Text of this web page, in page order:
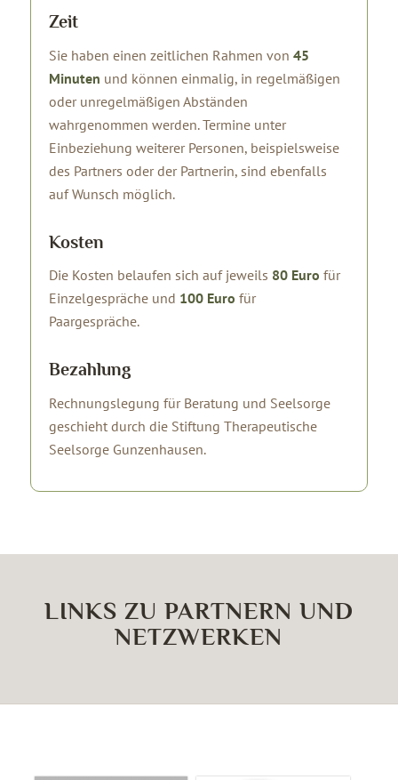
Zeit
Sie haben einen zeitlichen Rahmen von 45
Minuten und können einmalig, in regelmäßigen
oder unregelmäßigen Abständen
wahrgenommen werden. Termine unter
Einbeziehung weiterer Personen, beispielsweise
des Partners oder der Partnerin, sind ebenfalls
auf Wunsch möglich.
Kosten
Die Kosten belaufen sich auf jeweils 80Euro für
Einzelgespräche und 100 Euro für
Paargespräche.
Bezahlung
Rechnungslegung für Beratung und Seelsorge
geschieht durch die Stiftung Therapeutische
Seelsorge Gunzenhausen.
LINKS ZU PARTNERN UND
NETZWERKEN